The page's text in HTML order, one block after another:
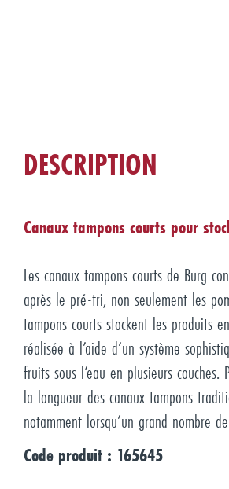
DESCRIPTION
Canaux tampons courts pour
Les canaux tampons courts de Burg
après le pré-tri, non seulement les
tampons courts stockent les produits
réalisée à l’aide d’un système
fruits sous l’eau en plusieurs
la longueur des canaux tampons
notamment lorsqu’un grand nombre
Code produit : 165645